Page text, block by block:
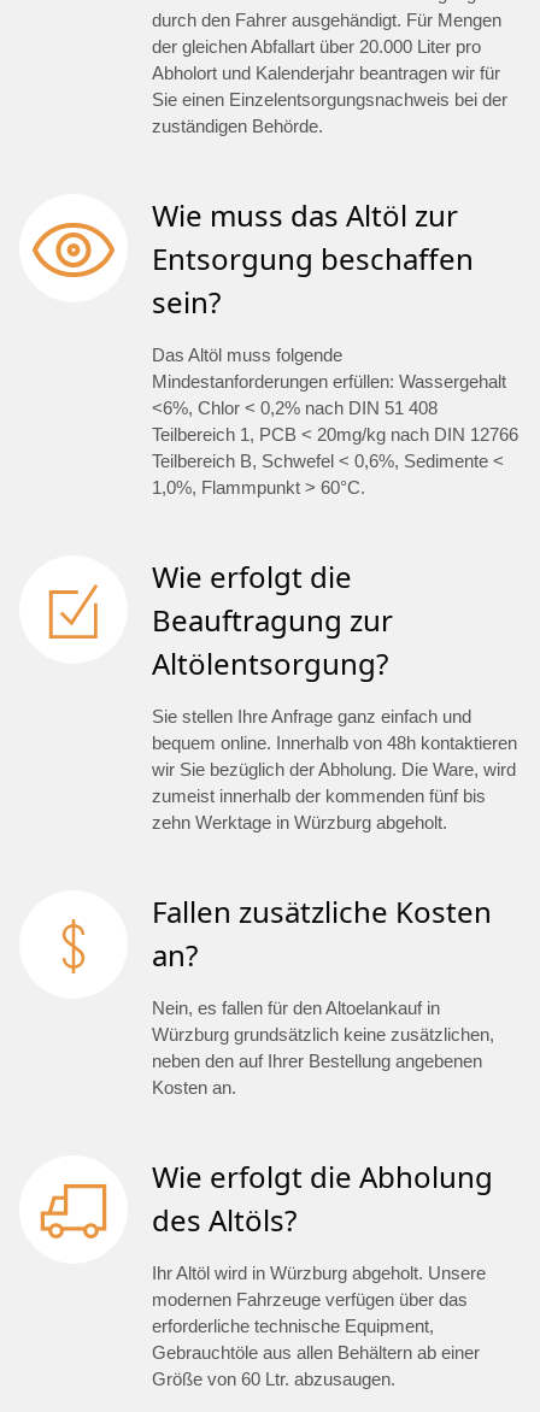
durch den Fahrer ausgehändigt. Für Mengen
der gleichen Abfallart über 20.000 Liter pro
Abholort und Kalenderjahr beantragen wir für
Sie einen Einzelentsorgungsnachweis bei der
zuständigen Behörde.
Wie muss das Altöl zur
Entsorgung beschaffen
sein?
Das Altöl muss folgende
Mindestanforderungen erfüllen: Wassergehalt
<6%, Chlor < 0,2% nach DIN 51 408
Teilbereich 1, PCB < 20mg/kg nach DIN 12766
Teilbereich B, Schwefel < 0,6%, Sedimente <
1,0%, Flammpunkt > 60°C.
Wie erfolgt die
Beauftragung zur
Altölentsorgung?
Sie stellen Ihre Anfrage ganz einfach und
bequem online. Innerhalb von 48h kontaktieren
wir Sie bezüglich der Abholung. Die Ware, wird
zumeist innerhalb der kommenden fünf bis
zehn Werktage in Würzburg abgeholt.
Fallen zusätzliche Kosten
an?
Nein, es fallen für den Altoelankauf in
Würzburg grundsätzlich keine zusätzlichen,
neben den auf Ihrer Bestellung angebenen
Kosten an.
Wie erfolgt die Abholung
des Altöls?
Ihr Altöl wird in Würzburg abgeholt. Unsere
modernen Fahrzeuge verfügen über das
erforderliche technische Equipment,
Gebrauchtöle aus allen Behältern ab einer
Größe von 60 Ltr. abzusaugen.